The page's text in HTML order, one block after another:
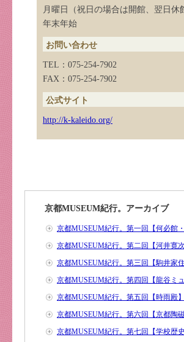
月曜日（祝日の場合は開館、翌日休
年末年始
お問い合わせ
TEL：075-254-7902
FAX：075-254-7902
公式サイト
http://k-kaleido.org/
京都MUSEUM紀行。アーカイブ
京都MUSEUM紀行。第一回【何必館
京都MUSEUM紀行。第二回【河井寛次
京都MUSEUM紀行。第三回【駒井家住
京都MUSEUM紀行。第四回【龍谷ミュ
京都MUSEUM紀行。第五回【時雨殿】
京都MUSEUM紀行。第六回【京都陶磁
京都MUSEUM紀行。第七回【学校歴史